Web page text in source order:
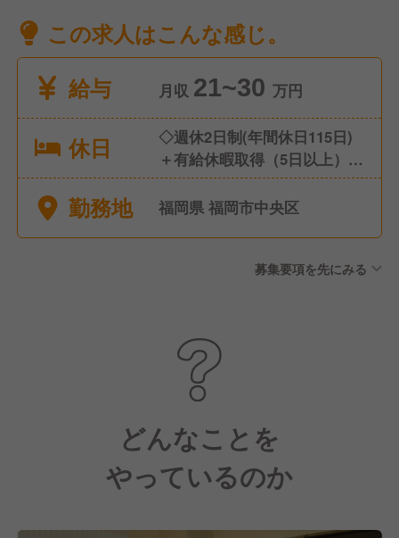
この求人はこんな感じ。
給与
月収 21~30 万円
休日
​​​​​​◇週休2日制(年間休日115日)
＋有給休暇取得（5日以上）
オフシーズン(11月～1月)は土
日祝のお休みも可能
勤務地 福岡県 福岡市中央区
募集要項を先にみる
どんなことを
やっているのか